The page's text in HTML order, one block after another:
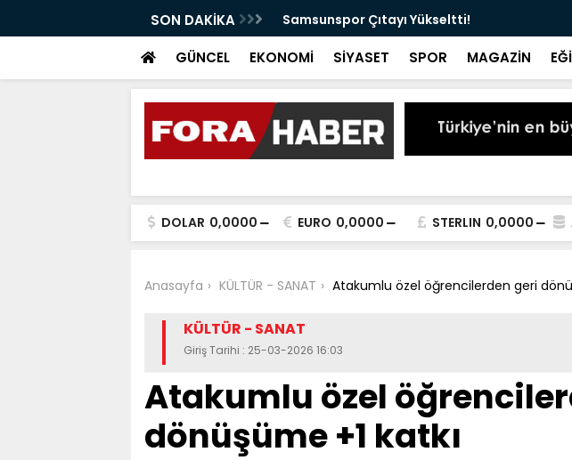
SON DAKİKA
Bir Tekkeköy İçin Çalışıyoruz" Samsunspor Çıtayı Yükseltti!
GÜNCEL EKONOMİ SİYASET SPOR MAGAZİN
DOLAR 0,0000 EURO 0,0000 STERLIN 0,0000
Anasayfa KÜLTÜR - SANAT Atakumlu özel öğrencilerden geri
KÜLTÜR - SANAT
Giriş Tarihi : 25-03-2026 16:03
Atakumlu özel
dönüşüme +1 katkı